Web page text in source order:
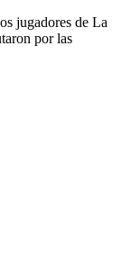
jugadores de La
por las